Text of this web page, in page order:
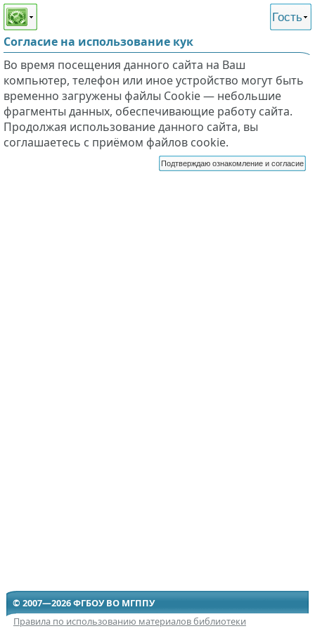
Этот сайт поддерживает
слабовидящих
Гость
Согласие на использование кук
Во время посещения данного сайта на Ваш
компьютер, телефон или иное устройство могут быть
временно загружены файлы Cookie — небольшие
фрагменты данных, обеспечивающие работу сайта.
Продолжая использование данного сайта, вы
соглашаетесь с приёмом файлов cookie.
Подтверждаю ознакомление и согласие
© 2007—2026 ФГБОУ ВО МГППУ
Правила по использованию материалов библиотеки